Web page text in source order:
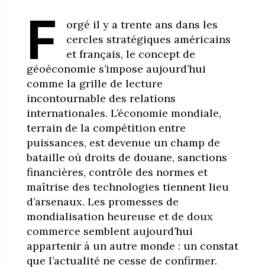
F
orgé il y a trente ans dans les
cercles stratégiques américains
et français, le concept de
géoéconomie s’impose aujourd’hui
comme la grille de lecture
incontournable des relations
internationales. L’économie mondiale,
terrain de la compétition entre
puissances, est devenue un champ de
bataille où droits de douane, sanctions
financières, contrôle des normes et
maîtrise des technologies tiennent lieu
d’arsenaux. Les promesses de
mondialisation heureuse et de doux
commerce semblent aujourd’hui
appartenir à un autre monde : un constat
que l’actualité ne cesse de confirmer.